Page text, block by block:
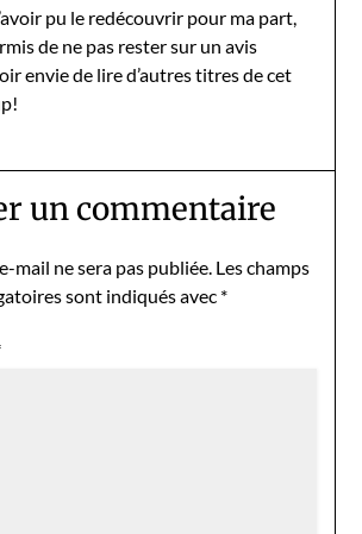
pu le redécouvrir pour ma part,
de ne pas rester sur un avis
envie de lire d’autres titres de cet
un commentaire
mail ne sera pas publiée. Les champs
sont indiqués avec *